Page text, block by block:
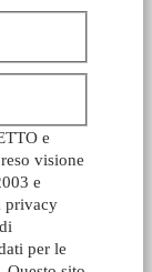
e
visione
e
privacy
per le